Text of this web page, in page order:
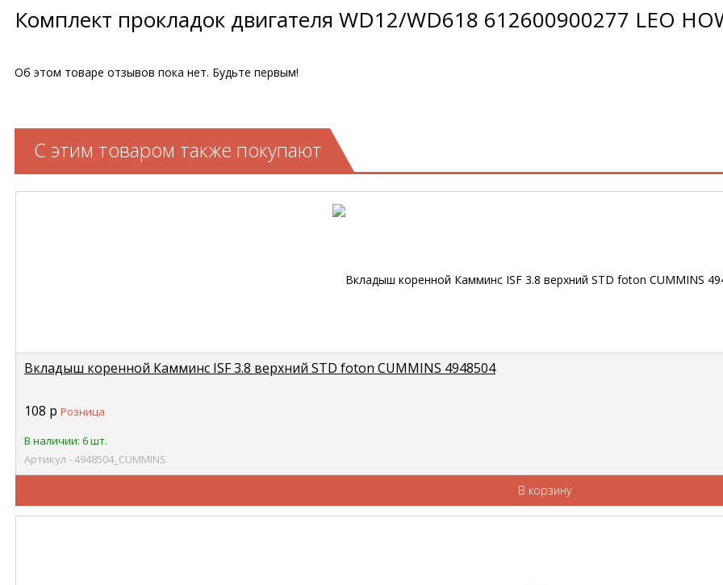
Комплект прокладок двигателя WD12/WD618 612600900277 LEO
Об этом товаре отзывов пока нет. Будьте первым!
С этим товаром также покупают
Вкладыш коренной Камминс ISF 3.8 верхний STD foton CUMMINS 4948504
108 р Розница
В наличии: 6 шт.
Артикул - 4948504_CUMMINS
В корзину